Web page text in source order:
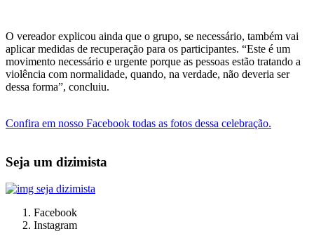
O vereador explicou ainda que o grupo, se necessário, também vai
aplicar medidas de recuperação para os participantes. “Este é um
movimento necessário e urgente porque as pessoas estão tratando a
violência com normalidade, quando, na verdade, não deveria ser
dessa forma”, concluiu.
Confira em nosso Facebook todas as fotos dessa celebração.
Seja um dizimista
Facebook
Instagram